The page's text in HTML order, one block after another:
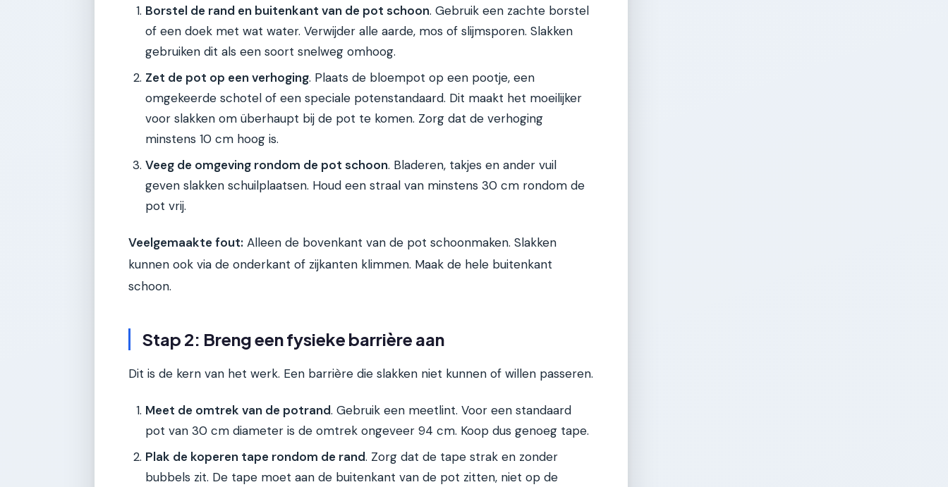
Borstel de rand en buitenkant van de pot schoon. Gebruik een zachte borstel
of een doek met wat water. Verwijder alle aarde, mos of slijmsporen. Slakken
gebruiken dit als een soort snelweg omhoog.
Zet de pot op een verhoging. Plaats de bloempot op een pootje, een
omgekeerde schotel of een speciale potenstandaard. Dit maakt het moeilijker
voor slakken om überhaupt bij de pot te komen. Zorg dat de verhoging
minstens 10 cm hoog is.
Veeg de omgeving rondom de pot schoon. Bladeren, takjes en ander vuil
geven slakken schuilplaatsen. Houd een straal van minstens 30 cm rondom de
pot vrij.
Veelgemaakte fout: Alleen de bovenkant van de pot schoonmaken. Slakken
kunnen ook via de onderkant of zijkanten klimmen. Maak de hele buitenkant
schoon.
Stap 2: Breng een fysieke barrière aan
Dit is de kern van het werk. Een barrière die slakken niet kunnen of willen passeren.
Meet de omtrek van de potrand. Gebruik een meetlint. Voor een standaard
pot van 30 cm diameter is de omtrek ongeveer 94 cm. Koop dus genoeg tape.
Plak de koperen tape rondom de rand. Zorg dat de tape strak en zonder
bubbels zit. De tape moet aan de buitenkant van de pot zitten, niet op de